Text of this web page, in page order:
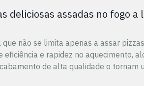
deliciosas assadas no fogo a
não se limita apenas a assar
e rapidez no aquecimento,
de alta qualidade o